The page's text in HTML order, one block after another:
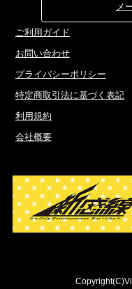
メ
ご利用ガイド
お問い合わせ
プライバシーポリシー
特定商取引法に基づく表記
利用規約
会社概要